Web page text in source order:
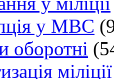
у МВС
оборотні
міліції